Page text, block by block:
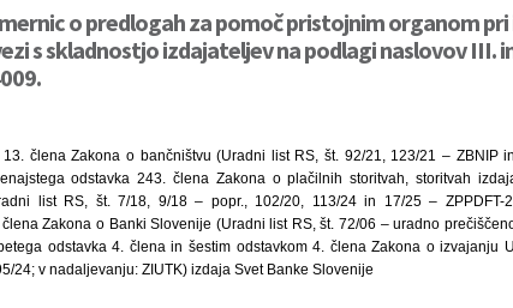
o predlogah za pomoč pristojnim organom
s skladnostjo izdajateljev na podlagi naslovov III.
člena Zakona o bančništvu (Uradni list RS, št. 92/21, 123/21 – ZBNIP
odstavka 243. člena Zakona o plačilnih storitvah, storitvah
list RS, št. 7/18, 9/18 – popr., 102/20, 113/24 in 17/25 – ZPPDFT-
Zakona o Banki Slovenije (Uradni list RS, št. 72/06 – uradno
odstavka 4. člena in šestim odstavkom 4. člena Zakona o izvajanju
24; v nadaljevanju: ZIUTK) izdaja Svet Banke Slovenije